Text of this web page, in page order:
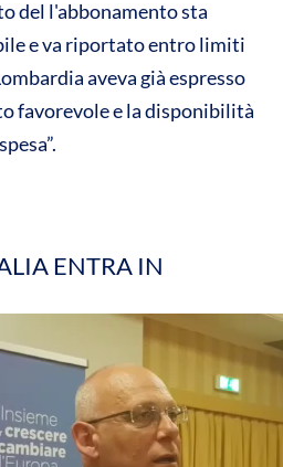
del l'abbonamento sta
e va riportato entro limiti
aveva già espresso
favorevole e la disponibilità
ENTRA IN